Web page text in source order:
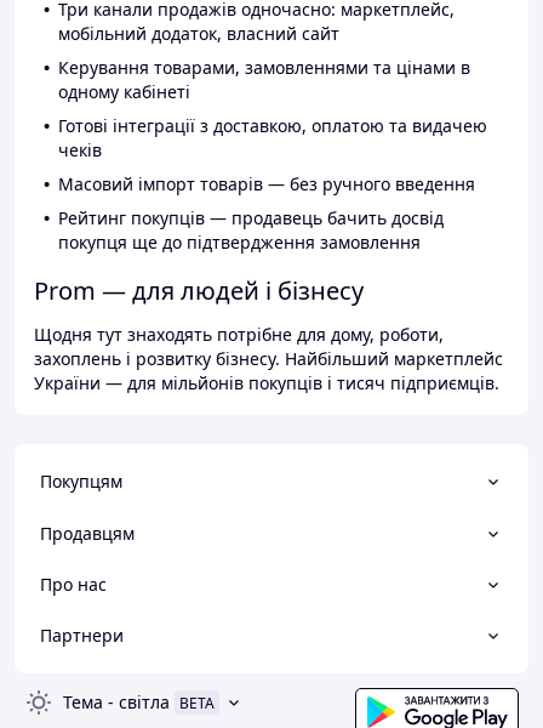
Три канали продажів одночасно: маркетплейс,
мобільний додаток, власний сайт
Керування товарами, замовленнями та цінами в
одному кабінеті
Готові інтеграції з доставкою, оплатою та видачею
чеків
Масовий імпорт товарів — без ручного введення
Рейтинг покупців — продавець бачить досвід
покупця ще до підтвердження замовлення
Prom — для людей і бізнесу
Щодня тут знаходять потрібне для дому, роботи,
захоплень і розвитку бізнесу. Найбільший маркетплейс
України — для мільйонів покупців і тисяч підприємців.
Покупцям
Продавцям
Про нас
Партнери
Тема - світла BETA